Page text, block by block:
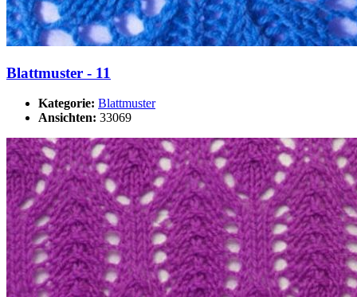
Blattmuster - 11
Kategorie: Blattmuster
Ansichten: 33069